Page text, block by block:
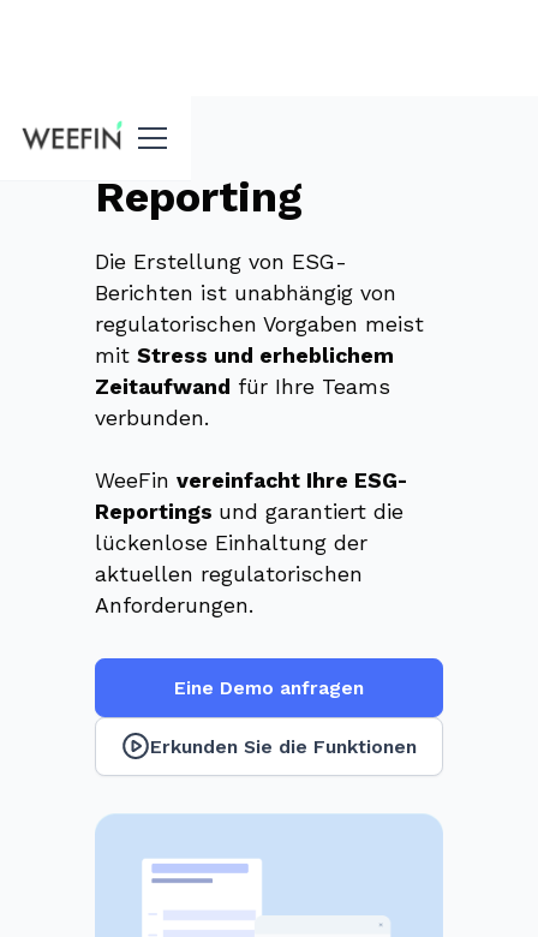
Funktionen
Reporting
Die Erstellung von ESG-
Berichten ist unabhängig von
regulatorischen Vorgaben meist
mit Stress und erheblichem
Zeitaufwand für Ihre Teams
verbunden.
WeeFin vereinfacht Ihre ESG-
Reportings und garantiert die
lückenlose Einhaltung der
aktuellen regulatorischen
Anforderungen.
Erkunden Sie die Funktionen
Eine Demo anfragen